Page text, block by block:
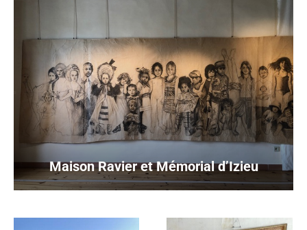
Maison Ravier et Mémorial d’Izieu